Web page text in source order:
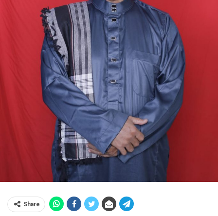
Share